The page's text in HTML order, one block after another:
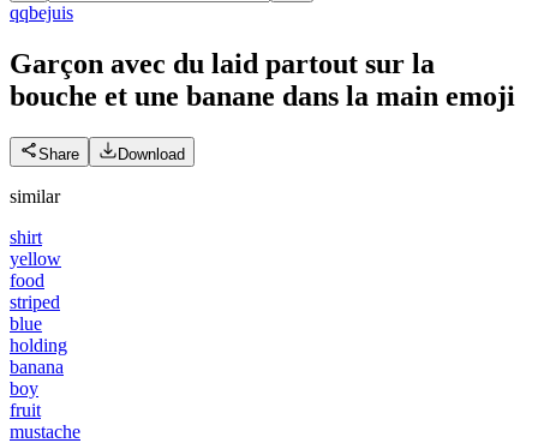
qqbejuis
Garçon avec du laid partout sur la
bouche et une banane dans la main emoji
Share Download
similar
shirt
yellow
food
striped
blue
holding
banana
boy
fruit
mustache